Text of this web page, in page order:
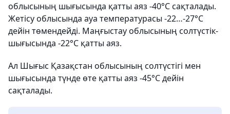
облысының шығысында қатты аяз -40°C сақталады.
Жетісу облысында ауа температурасы -22…-27°C
дейін төмендейді. Маңғыстау облысының солтүстік-
шығысында -22°C қатты аяз.
Ал Шығыс Қазақстан облысының солтүстігі мен
шығысында түнде өте қатты аяз -45°C дейін
сақталады.